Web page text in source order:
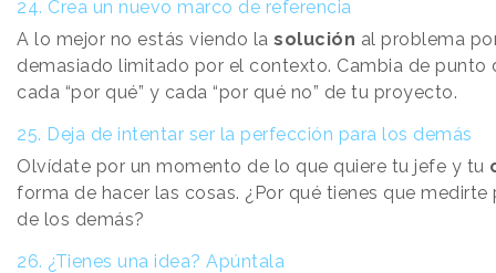
24. Crea un nuevo marco de referencia
A lo mejor no estás viendo la solución al problema
demasiado limitado por el contexto. Cambia de punto
cada “por qué” y cada “por qué no” de tu proyecto.
25. Deja de intentar ser la perfección para los demás
Olvídate por un momento de lo que quiere tu jefe y tu
forma de hacer las cosas. ¿Por qué tienes que
de los demás?
26. ¿Tienes una idea? Apúntala